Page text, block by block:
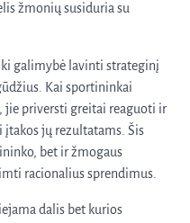
žmonių susiduria su
galimybė lavinti strateginį
Kai sportininkai
jie priversti greitai reaguoti ir
jų rezultatams. Šis
bet ir žmogaus
racionalius sprendimus.
dalis bet kurios